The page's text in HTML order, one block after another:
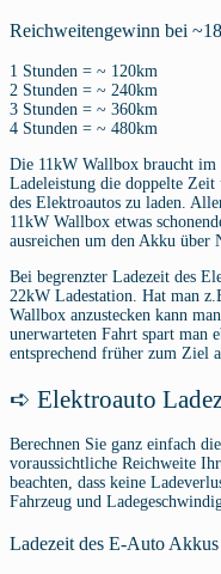
Reichweitengewinn bei
1 Stunden = ~ 120km
2 Stunden = ~ 240km
3 Stunden = ~ 360km
4 Stunden = ~ 480km
Die 11kW Wallbox braucht
Ladeleistung die doppelte
des Elektroautos zu laden.
11kW Wallbox etwas
ausreichen um den Akku über
Bei begrenzter Ladezeit des
22kW Ladestation. Hat man
Wallbox anzustecken kann
unerwarteten Fahrt spart man
entsprechend früher zum Ziel
➪ Elektroauto
Berechnen Sie ganz einfach
voraussichtliche Reichweite
beachten, dass keine
Fahrzeug und
Ladezeit des E-Auto Akkus